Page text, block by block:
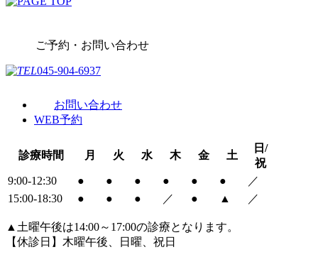
ご予約・お問い合わせ
045-904-6937
お問い合わせ
WEB予約
診療時間 月 火 水 木 金 土
日/
祝
9:00-12:30
● ● ● ● ● ●
／
15:00-18:30
● ● ● ／ ● ▲ ／
▲土曜午後は14:00～17:00の診療となります。
【休診日】木曜午後、日曜、祝日